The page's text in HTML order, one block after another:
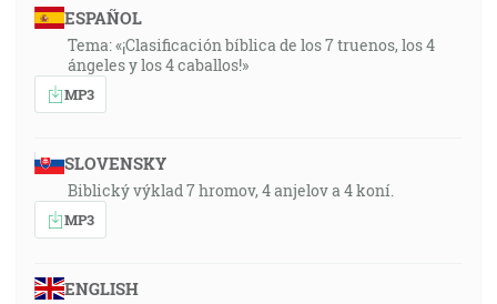
ESPAÑOL
Tema: «¡Clasificación bíblica de los 7 truenos, los 4
ángeles y los 4 caballos!»
MP3
SLOVENSKY
Biblický výklad 7 hromov, 4 anjelov a 4 koní.
MP3
ENGLISH